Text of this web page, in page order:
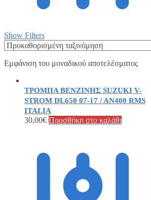
Show Filters
Εμφάνιση του μοναδικού αποτελέσματος
ΤΡΟΜΠΑ ΒΕΝΖΙΝΗΣ SUZUKI V-
STROM DL650 07-17 / AN400 RMS
ITALIA
30,00€ Προσθήκη στο καλάθι